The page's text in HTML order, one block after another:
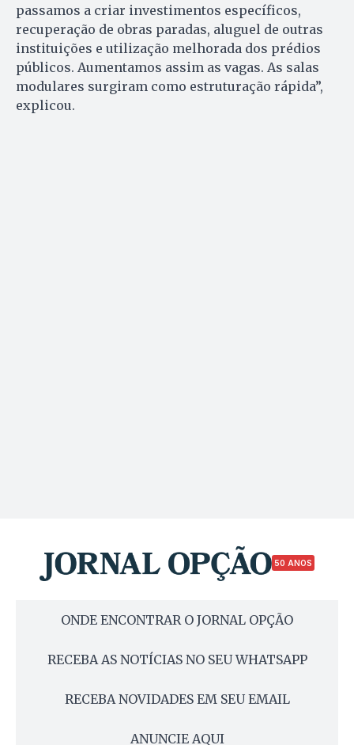
passamos a criar investimentos específicos,
recuperação de obras paradas, aluguel de outras
instituições e utilização melhorada dos prédios
públicos. Aumentamos assim as vagas. As salas
modulares surgiram como estruturação rápida”,
explicou.
50 ANOS
ONDE ENCONTRAR O JORNAL OPÇÃO
RECEBA AS NOTÍCIAS NO SEU WHATSAPP
RECEBA NOVIDADES EM SEU EMAIL
ANUNCIE AQUI